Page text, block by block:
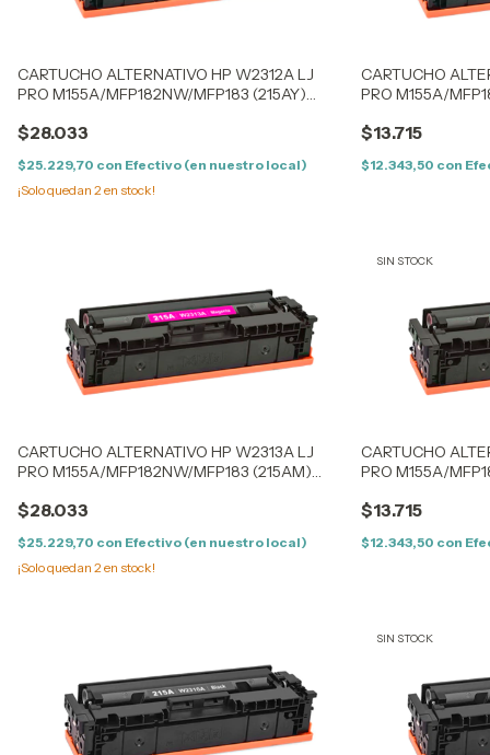
CARTUCHO ALTERNATIVO HP W2312A LJ
PRO M155A/MFP182NW/MFP183 (215AY)
$28.033
$25.229,70 con Efectivo (en nuestro local)
¡Solo quedan 2 en stock!
CARTUCHO
PRO M155A/
$13.715
$12.343,50 con
CARTUCHO ALTERNATIVO HP W2313A LJ
PRO M155A/MFP182NW/MFP183 (215AM)
$28.033
$25.229,70 con Efectivo (en nuestro local)
¡Solo quedan 2en stock!
SIN STOCK
CARTUCHO
PRO M155A/
$13.715
$12.343,50 con
SIN STOCK